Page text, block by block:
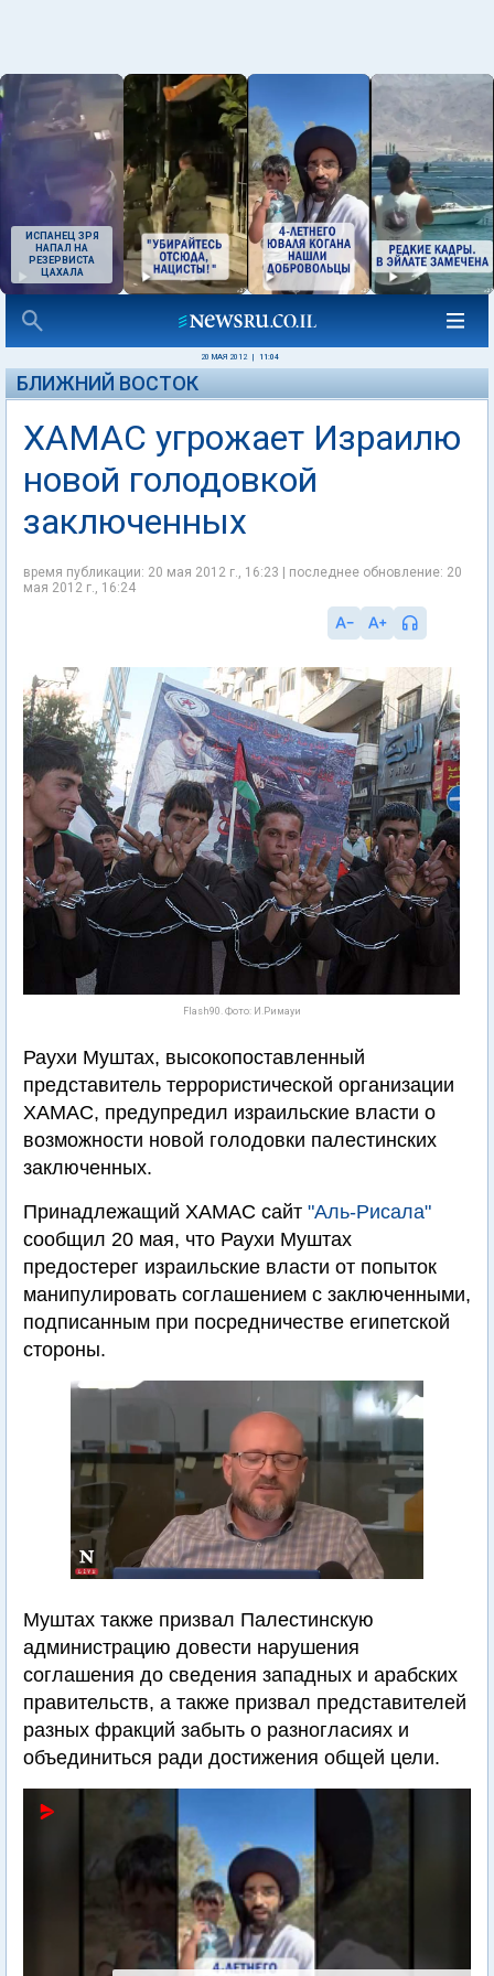
ИСПАНЕЦ ЗРЯ
НАПАЛ НА
РЕЗЕРВИСТА
ЦАХАЛА
20 МАЯ 2012 11:04
БЛИЖНИЙ ВОСТОК
ХАМАС угрожает Израилю
новой голодовкой
заключенных
время публикации: 20 мая 2012 г., 16:23 | последнее обновление: 20
мая 2012 г., 16:24
Flash90. Фото: И.Римауи
Раухи Муштах, высокопоставленный
представитель террористической организации
ХАМАС, предупредил израильские власти о
возможности новой голодовки палестинских
заключенных.
Принадлежащий ХАМАС сайт "Аль-Рисала"
сообщил 20 мая, что Раухи Муштах
предостерег израильские власти от попыток
манипулировать соглашением с заключенными,
подписанным при посредничестве египетской
стороны.
Муштах также призвал Палестинскую
администрацию довести нарушения
соглашения до сведения западных и арабских
правительств, а также призвал представителей
разных фракций забыть о разногласиях и
объединиться ради достижения общей цели.